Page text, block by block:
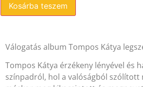
Kosárba teszem
Válogatás album Tompos Kátya
Tompos Kátya érzékeny lényével és
színpadról, hol a valóságból